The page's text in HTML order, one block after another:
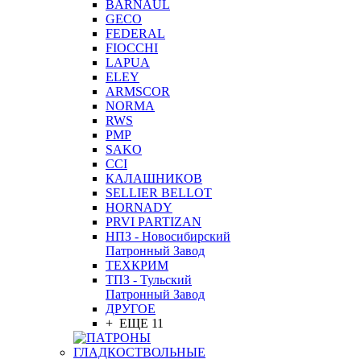
BARNAUL
GEСO
FEDERAL
FIOCCHI
LAPUA
ELEY
ARMSCOR
NORMA
RWS
PMP
SAKO
CCI
КАЛАШНИКОВ
SELLIER BELLOT
HORNADY
PRVI PARTIZAN
НПЗ - Новосибирский
Патронный Завод
ТЕХКРИМ
ТПЗ - Тульский
Патронный Завод
ДРУГОЕ
+ ЕЩЕ 11